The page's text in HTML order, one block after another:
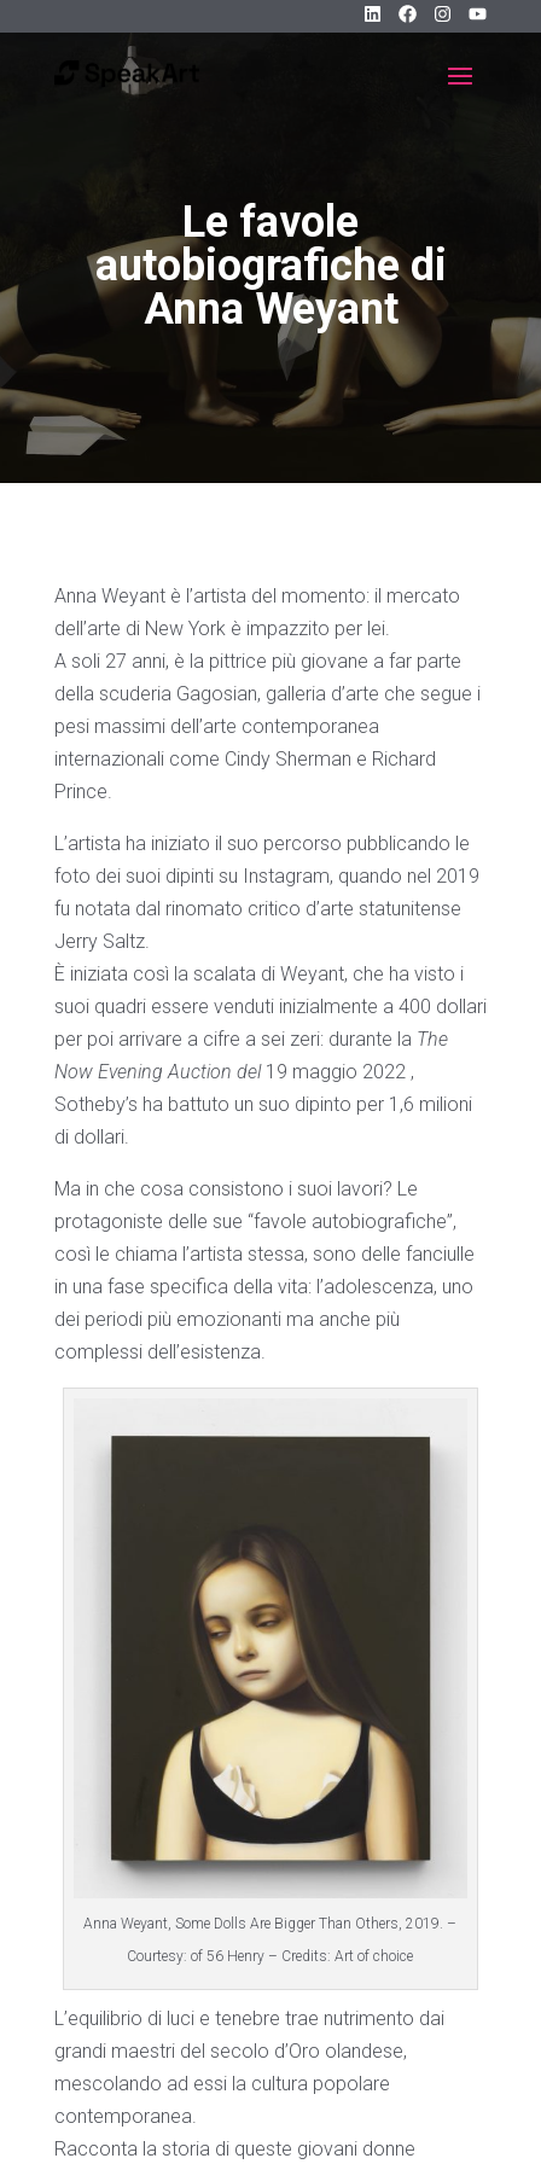
Le favole
autobiografiche di
Anna Weyant
Anna Weyant è l’artista del momento: il mercato
dell’arte di New York è impazzito per lei.
A soli 27 anni, è la pittrice più giovane a far parte
della scuderia Gagosian, galleria d’arte che segue i
pesi massimi dell’arte contemporanea
internazionali come Cindy Sherman e Richard
Prince.
L’artista ha iniziato il suo percorso pubblicando le
foto dei suoi dipinti su Instagram, quando nel 2019
fu notata dal rinomato critico d’arte statunitense
Jerry Saltz.
È iniziata così la scalata di Weyant, che ha visto i
suoi quadri essere venduti inizialmente a 400 dollari
per poi arrivare a cifre a sei zeri: durante la The
Now Evening Auction del 19 maggio 2022 ,
Sotheby’s ha battuto un suo dipinto per 1,6 milioni
di dollari.
Ma in che cosa consistono i suoi lavori? Le
protagoniste delle sue “favole autobiografiche”,
così le chiama l’artista stessa, sono delle fanciulle
in una fase specifica della vita: l’adolescenza, uno
dei periodi più emozionanti ma anche più
complessi dell’esistenza.
Anna Weyant, Some Dolls Are Bigger Than Others, 2019. –
Courtesy: of 56 Henry – Credits: Art of choice
L’equilibrio di luci e tenebre trae nutrimento dai
grandi maestri del secolo d’Oro olandese,
mescolando ad essi la cultura popolare
contemporanea.
Racconta la storia di queste giovani donne